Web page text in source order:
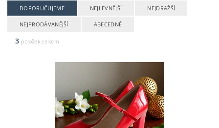
DOPORUČUJEME NEJLEVNĚJŠÍ NEJDRAŽŠÍ
NEJPRODÁVANĚJŠÍ ABECEDNĚ
3 položek celkem